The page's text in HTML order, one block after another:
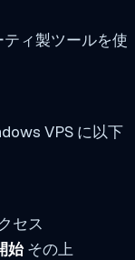
ィ製ツールを使
VPS に以下
セス
始その上